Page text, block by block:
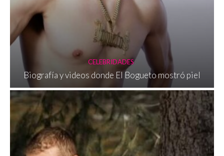
CELEBRIDADES
Biografía y videos donde El Bogueto mostró piel